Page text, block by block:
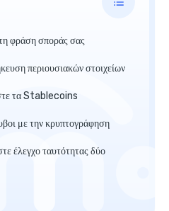
φράση σποράς σας
περιουσιακών στοιχείων
τα Stablecoins
με την κρυπτογράφηση
έλεγχο ταυτότητας δύο